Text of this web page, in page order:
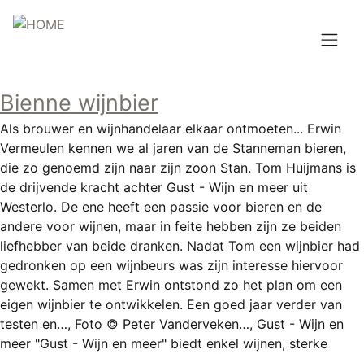
en
gaan
Topmenu
INLOGGEN
Hoofdnavigatie
HOME
BROUWEN
BLOG
AANBOD
AGENDA
CONTACT
Bienne wijnbier
Als brouwer en wijnhandelaar elkaar ontmoeten... Erwin
Vermeulen kennen we al jaren van de Stanneman bieren,
die zo genoemd zijn naar zijn zoon Stan. Tom Huijmans is
de drijvende kracht achter Gust - Wijn en meer uit
Westerlo. De ene heeft een passie voor bieren en de
andere voor wijnen, maar in feite hebben zijn ze beiden
liefhebber van beide dranken. Nadat Tom een wijnbier had
gedronken op een wijnbeurs was zijn interesse hiervoor
gewekt. Samen met Erwin ontstond zo het plan om een
eigen wijnbier te ontwikkelen. Een goed jaar verder van
testen en…, Foto © Peter Vanderveken…, Gust - Wijn en
meer "Gust - Wijn en meer" biedt enkel wijnen, sterke